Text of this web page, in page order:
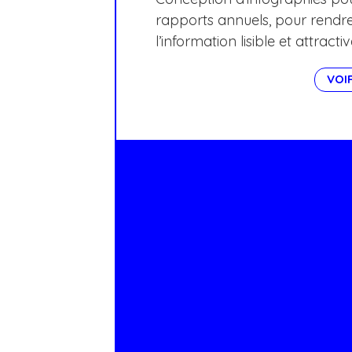
rapports annuels, pour
l’information lisible et